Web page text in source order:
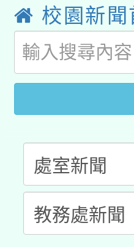
用水績
動」
桃園市
開 智慧
2026年
校園新聞